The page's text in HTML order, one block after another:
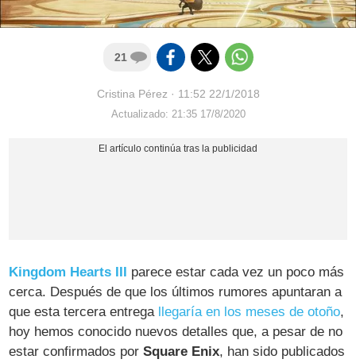
21
Cristina Pérez· 11:52 22/1/2018
Actualizado: 21:35 17/8/2020
Kingdom Hearts III parece estar cada vez un poco más
cerca. Después de que los últimos rumores apuntaran a
que esta tercera entrega llegaría en los meses de otoño,
hoy hemos conocido nuevos detalles que, a pesar de no
estar confirmados porSquare Enix, han sido publicados